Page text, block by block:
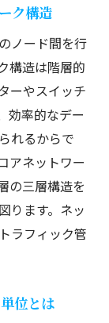
断基準
と分析方
用語解説
寧に説明
を高める方
ックデー
率化を実
務改善の
ク構造
ノード間を行
構造は階層的
ーやスイッチ
効率的なデー
れるからで
アネットワー
の三層構造を
ります。ネッ
ラフィック管
位とは